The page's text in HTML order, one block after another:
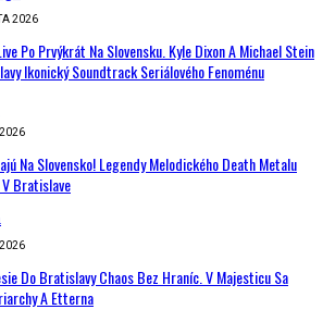
2026
Po Prvýkrát Na Slovensku. Kyle Dixon A Michael Stein
Ikonický Soundtrack Seriálového Fenoménu
Na Slovensko! Legendy Melodického Death Metalu
Bratislave
Do Bratislavy Chaos Bez Hraníc. V Majesticu Sa
A Etterna